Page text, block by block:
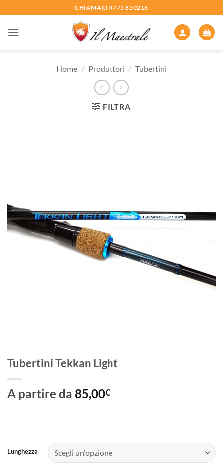
ai
contenuti
CHIAMACI 0773 850216
Home / Produttori / Tubertini
FILTRA
Tubertini Tekkan Light
A partire da 85,00€
Lunghezza